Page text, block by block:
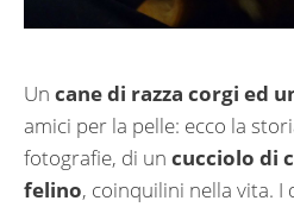
Un cane di razza corgi ed
amici per la pelle: ecco la
fotografie, di un cucciolo di
felino, coinquilini nella vita.